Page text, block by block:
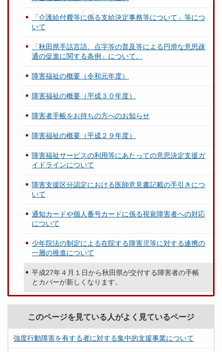
「介護給付費等に係る支給決定事務等について」等につ
いて
「秋田県手話言語、点字等の普及等による円滑な意思疎
通の促進に関する条例」について。
障害福祉の概要（令和元年度）
障害福祉の概要（平成３０年度）
障害者手帳をお持ちの方へのお知らせ
障害福祉の概要（平成２９年度）
障害福祉サービスの利用等にあたっての意思決定支援ガ
イドラインについて
障害支援区分認定における医師意見書記載の手引きにつ
いて
通知カードや個人番号カードに係る視覚障害者への対応
について
少年院法の制定による在院する障害児等に対する連携の
一層の推進について
平成27年４月１日から秋田県が交付する障害者の手帳
とカバーが新しくなります。
このページを見ている人がよく見ているページ
強度行動障害を有する者に対する集中的支援事業について